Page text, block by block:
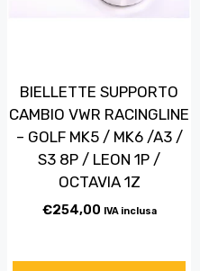
BIELLETTE SUPPORTO
CAMBIO VWR RACINGLINE
– GOLF MK5 / MK6 /A3 /
S3 8P / LEON 1P /
OCTAVIA 1Z
€254,00 IVA inclusa